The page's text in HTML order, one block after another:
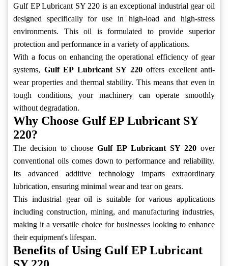
Gulf EP Lubricant SY 220 is an exceptional industrial gear oil
designed specifically for use in high-load and high-stress
environments. This oil is formulated to provide superior
protection and performance in a variety of applications.
With a focus on enhancing the operational efficiency of gear
systems, Gulf EP Lubricant SY 220offers excellent anti-
wear properties and thermal stability. This means that even in
tough conditions, your machinery can operate smoothly
without degradation.
Why Choose Gulf EP Lubricant SY
220?
The decision to choose Gulf EP Lubricant SY 220 over
conventional oils comes down to performance and reliability.
Its advanced additive technology imparts extraordinary
lubrication, ensuring minimal wear and tear on gears.
This industrial gear oil is suitable for various applications
including construction, mining, and manufacturing industries,
making it a versatile choice for businesses looking to enhance
their equipment's lifespan.
Benefits of Using Gulf EP Lubricant